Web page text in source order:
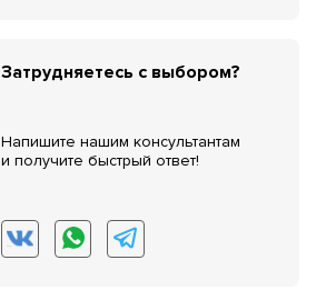
Затрудняетесь с выбором?
Напишите нашим консультантам
и получите быстрый ответ!